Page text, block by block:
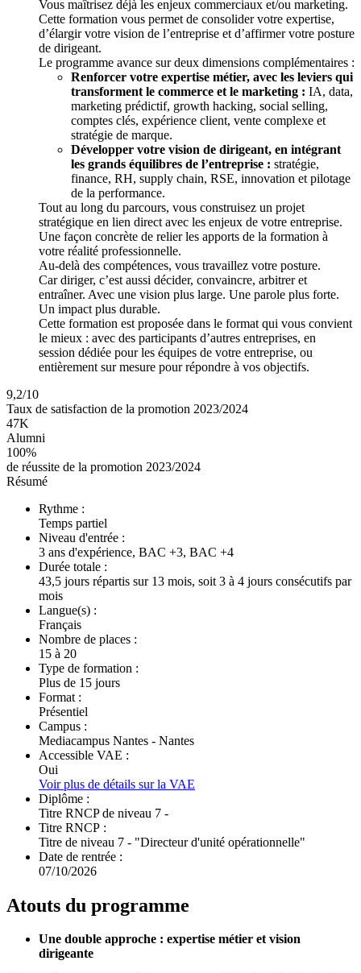
Vous maîtrisez déjà les enjeux commerciaux et/ou marketing.
Cette formation vous permet de consolider votre expertise,
d’élargir votre vision de l’entreprise et d’affirmer votre posture
de dirigeant.
Le programme avance sur deux dimensions complémentaires :
Renforcer votre expertise métier, avec les leviers qui
transforment le commerce et le marketing : IA, data,
marketing prédictif, growth hacking, social selling,
comptes clés, expérience client, vente complexe et
stratégie de marque.
Développer votre vision de dirigeant, en intégrant
les grands équilibres de l’entreprise : stratégie,
finance, RH, supply chain, RSE, innovation et pilotage
de la performance.
Tout au long du parcours, vous construisez un projet
stratégique en lien direct avec les enjeux de votre entreprise.
Une façon concrète de relier les apports de la formation à
votre réalité professionnelle.
Au-delà des compétences, vous travaillez votre posture.
Car diriger, c’est aussi décider, convaincre, arbitrer et
entraîner. Avec une vision plus large. Une parole plus forte.
Un impact plus durable.
Cette formation est proposée dans le format qui vous convient
le mieux : avec des participants d’autres entreprises, en
session dédiée pour les équipes de votre entreprise, ou
entièrement sur mesure pour répondre à vos objectifs.
9,2/10
Taux de satisfaction de la promotion 2023/2024
47K
Alumni
100%
de réussite de la promotion 2023/2024
Résumé
Rythme :
Temps partiel
Niveau d'entrée :
3 ans d'expérience, BAC +3, BAC +4
Durée totale :
43,5 jours répartis sur 13 mois, soit 3 à 4 jours consécutifs par
mois
Langue(s) :
Français
Nombre de places :
15 à 20
Type de formation :
Plus de 15 jours
Format :
Présentiel
Campus :
Mediacampus Nantes - Nantes
Accessible VAE :
Oui
Voir plus de détails sur la VAE
Diplôme :
Titre RNCP de niveau 7 -
Titre RNCP :
Titre de niveau 7 - "Directeur d'unité opérationnelle"
Date de rentrée :
07/10/2026
Atouts du programme
Une double approche : expertise métier et vision
dirigeante